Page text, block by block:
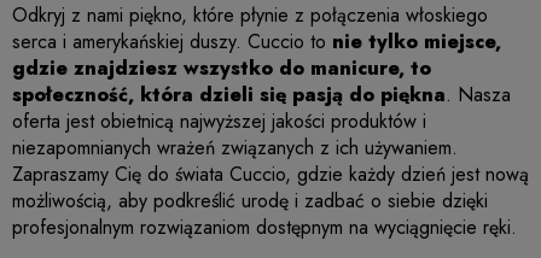
Odkryj z nami piękno, które płynie z połączenia włoskiego
serca i amerykańskiej duszy. Cuccio to nie tylko miejsce,
gdzie znajdziesz wszystko do manicure, to
społeczność, która dzieli się pasją do piękna. Nasza
oferta jest obietnicą najwyższej jakości produktów i
niezapomnianych wrażeń związanych z ich używaniem.
Zapraszamy Cię do świata Cuccio, gdzie każdy dzień jest nową
możliwością, aby podkreślić urodę i zadbać o siebie dzięki
profesjonalnym rozwiązaniom dostępnym na wyciągnięcie ręki.